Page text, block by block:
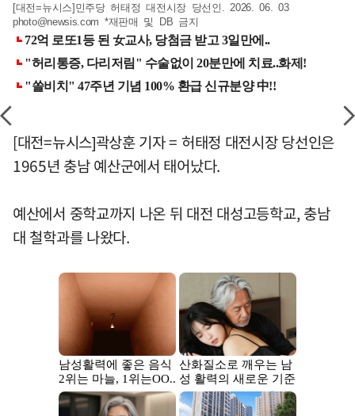
[대전=뉴시스]민주당 허태정 대전시장 당선인. 2026. 06. 03
photo@newsis.com *재판매 및 DB 금지
[대전=뉴시스]곽상훈 기자 = 허태정 대전시장 당선인은
1965년 충남 예산군에서 태어났다.
예산에서 중학교까지 나온 뒤 대전 대성고등학교, 충남
대 철학과를 나왔다.